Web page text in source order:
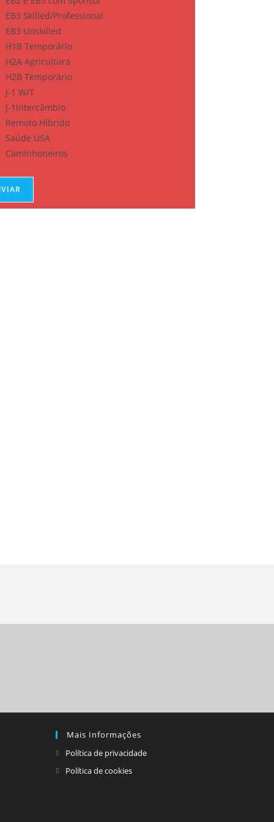
EB3 Skilled/Professional
EB3 Unskilled
H1B Temporário
H2A Agricultura
H2B Temporário
J-1 W/T
J-1Intercâmbio
Remoto Híbrido
Saúde USA
Caminhoneiros
Mais Informações
Política de privacidade
Política de cookies